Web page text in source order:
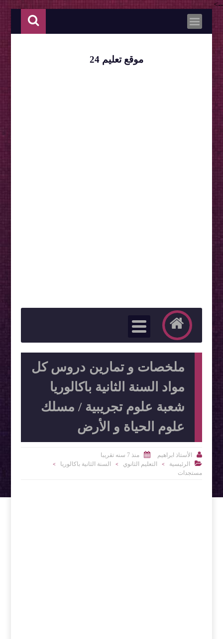
-->
موقع تعليم 24
ملخصات و تمارين دروس كل
مواد السنة الثانية باكالوريا
شعبة علوم تجريبية / مسلك
علوم الحياة و الأرض
 الأستاذ ابراهيم 
منذ 7 سنه تقريبا

الرئيسية > التعليم الثانوي > السنة الثانية باكالوريا >
مستجدات